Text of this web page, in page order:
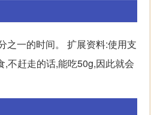
之一的时间。 扩展资料:使用支
不赶走的话,能吃50g,因此就会